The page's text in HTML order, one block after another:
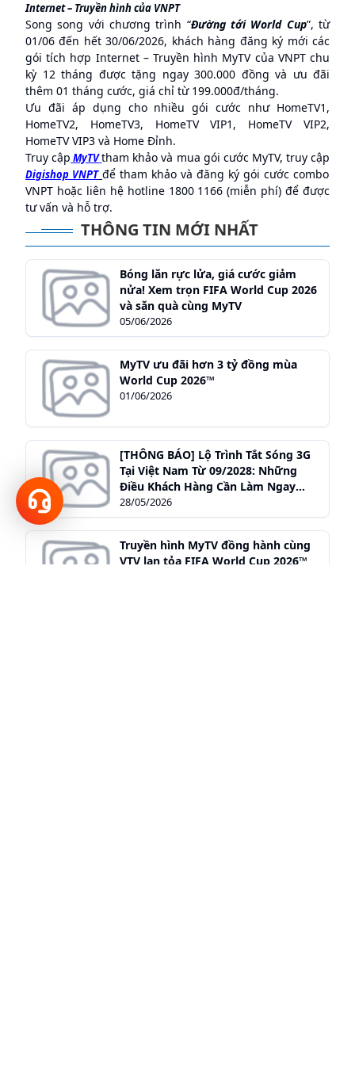
Hotline
18001166
Internet – Truyền hình của VNPT
Song song với chương trình “Đường tới World Cup”, từ
01/06 đến hết 30/06/2026, khách hàng đăng ký mới các
gói tích hợp Internet – Truyền hình MyTV của VNPT chu
kỳ 12 tháng được tặng ngay 300.000 đồng và ưu đãi
thêm 01 tháng cước, giá chỉ từ 199.000đ/tháng.
Ưu đãi áp dụng cho nhiều gói cước như HomeTV1,
HomeTV2, HomeTV3, HomeTV VIP1, HomeTV VIP2,
HomeTV VIP3 và Home Đỉnh.
Truy cập MyTVtham khảo và mua gói cước MyTV, truy cập
Digishop VNPT để tham khảo và đăng ký gói cước combo
VNPT hoặc liên hệ hotline 1800 1166 (miễn phí) để được
tư vấn và hỗ trợ.
THÔNG TIN MỚI NHẤT
Bóng lăn rực lửa, giá cước giảm
nửa! Xem trọn FIFA World Cup 2026
và săn quà cùng MyTV
05/06/2026
MyTV ưu đãi hơn 3 tỷ đồng mùa
World Cup 2026™
01/06/2026
[THÔNG BÁO] Lộ Trình Tắt Sóng 3G
Tại Việt Nam Từ 09/2028: Những
Điều Khách Hàng Cần Làm Ngay
Hôm Nay
28/05/2026
Truyền hình MyTV đồng hành cùng
VTV lan tỏa FIFA World Cup 2026™